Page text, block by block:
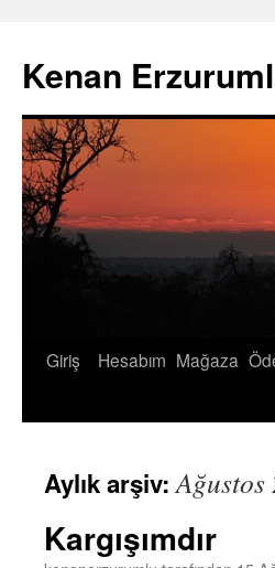
Kenan
Giriş Hesabım Mağaza
Aylık arşiv:Ağustos
Kargışımdır